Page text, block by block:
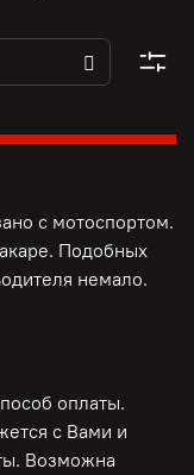
с мотоспортом.
Подобных
немало.
оплаты.
с Вами и
Возможна